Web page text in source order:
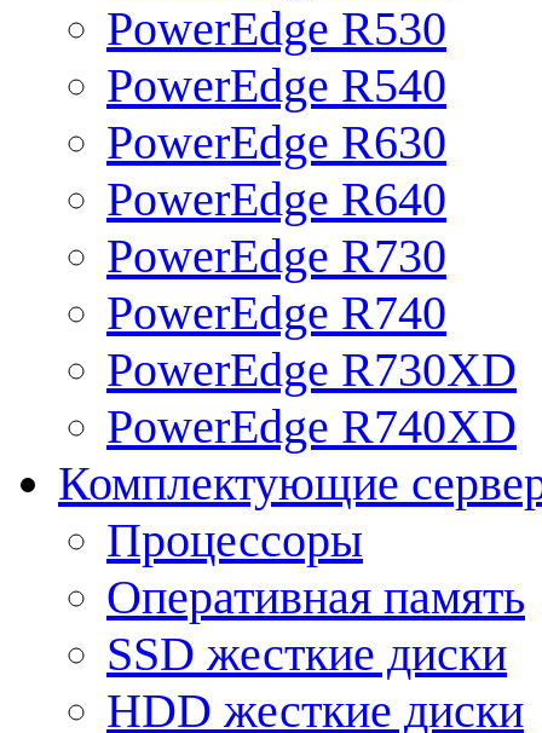
PowerEdge R530
PowerEdge R540
PowerEdge R630
PowerEdge R640
PowerEdge R730
PowerEdge R740
PowerEdge R730XD
PowerEdge R740XD
Комплектующие
Процессоры
Оперативная память
SSD жесткие диски
HDD жесткие диски